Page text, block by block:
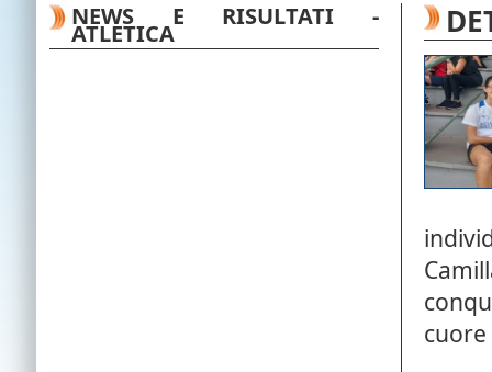
NEWS E RISULTATI -
ATLETICA